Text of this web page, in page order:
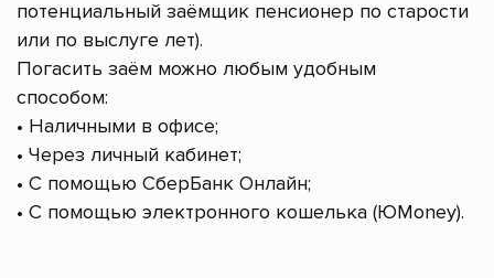
потенциальный заёмщик пенсионер по старости
или по выслуге лет).
Погасить заём можно любым удобным
способом:
• Наличными в офисе;
• Через личный кабинет;
• С помощью СберБанк Онлайн;
• С помощью электронного кошелька (ЮMoney).